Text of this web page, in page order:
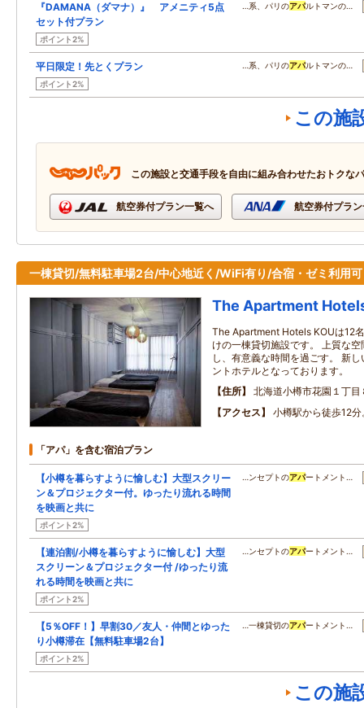
『DAMANA（ダマナ）』 アメニティ5点
セット付プラン
ポイント2%
…系、パリのアパルトマンの…
平日限定！先とくプラン
ポイント2%
…系、パリのアパルトマンの…
この施
この施設と交通手段を自由に組み合わせたおトクな
航空券付プラン一覧へ 航空券付プラ
一棟貸切/無料駐車場2台/中心地近く/WiFi有り/合宿・ゼミ利用可
The Apartment
The Apartment Hotels KOUは12
けの一棟貸切施設です。 上質な
し、有意義な時間を過ごす。 新
ントホテルとなっております。
住所
北海道小樽市花園１丁目
アクセス
小樽駅から徒歩12分
「アパ」を含む宿泊プラン
【小樽を暮らすように愉しむ】大型スクリー
ン＆プロジェクター付。ゆったり流れる時間
を映画と共に
ポイント2%
…ンセプトのアパートメント…
【連泊割/小樽を暮らすように愉しむ】大型
スクリーン＆プロジェクター付 /ゆったり流
れる時間を映画と共に
ポイント2%
…ンセプトのアパートメント…
【5％OFF！】早割30／友人・仲間とゆった
り小樽滞在【無料駐車場2台】
ポイント2%
…一棟貸切のアパートメント…
この施